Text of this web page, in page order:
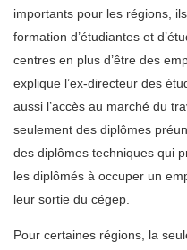
importants pour les régions,
formation d’étudiantes et
centres en plus d’être des
explique l’ex-directeur des
aussi l’accès au marché du
seulement des diplômes
des diplômes techniques qui
les diplômés à occuper un
leur sortie du cégep.
Pour certaines régions, la